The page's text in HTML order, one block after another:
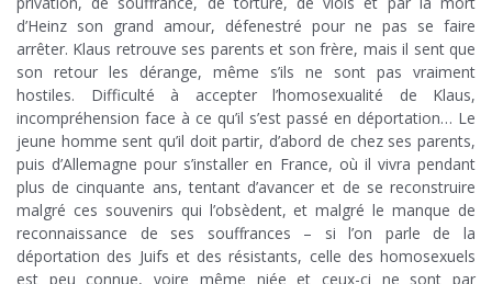
d’Heinz son grand amour, défenestré pour ne pas se faire
arrêter. Klaus retrouve ses parents et son frère, mais il sent que
son retour les dérange, même s’ils ne sont pas vraiment
hostiles. Difficulté à accepter l’homosexualité de Klaus,
incompréhension face à ce qu’il s’est passé en déportation… Le
jeune homme sent qu’il doit partir, d’abord de chez ses parents,
puis d’Allemagne pour s’installer en France, où il vivra pendant
plus de cinquante ans, tentant d’avancer et de se reconstruire
malgré ces souvenirs qui l’obsèdent, et malgré le manque de
reconnaissance de ses souffrances – si l’on parle de la
déportation des Juifs et des résistants, celle des homosexuels
est peu connue, voire même niée et ceux-ci ne sont par